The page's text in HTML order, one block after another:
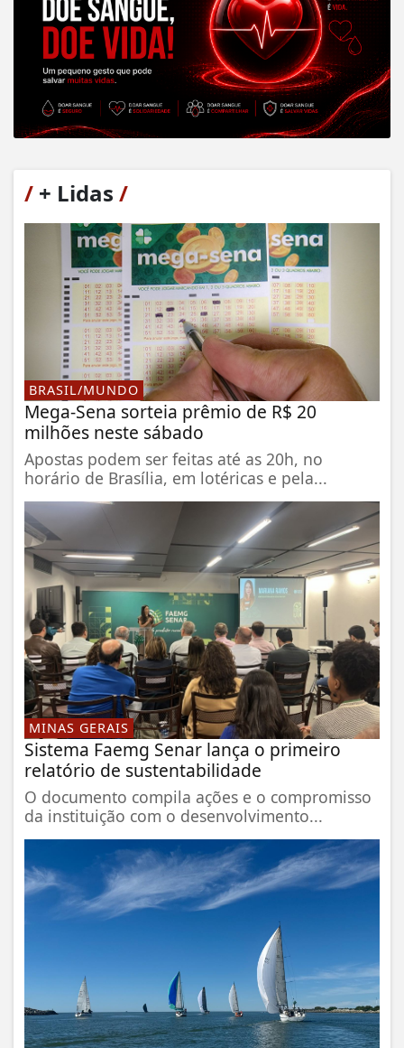
/ + Lidas /
BRASIL/MUNDO
Mega-Sena sorteia prêmio de R$ 20
milhões neste sábado
Apostas podem ser feitas até as 20h, no
horário de Brasília, em lotéricas e pela...
MINAS GERAIS
Sistema Faemg Senar lança o primeiro
relatório de sustentabilidade
O documento compila ações e o compromisso
da instituição com o desenvolvimento...